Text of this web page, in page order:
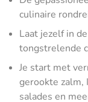
culinaire
Laat jezelf in
tongstrelende
Je start met
gerookte zalm,
salades en